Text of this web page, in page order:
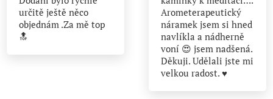
určitě ještě něco
objednám .Za mě top
🔝
Arometerapeutický
náramek jsem si hned
navlíkla a nádherně
voní 😍 jsem nadšená.
Děkuji. Udělali jste mi
velkou radost. ♥️